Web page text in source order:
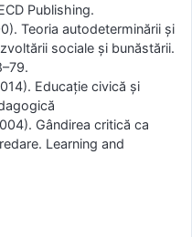
Publishing.
Teoria autodeterminării și
sociale și bunăstării.
Educație civică și
Gândirea critică ca
Learning and